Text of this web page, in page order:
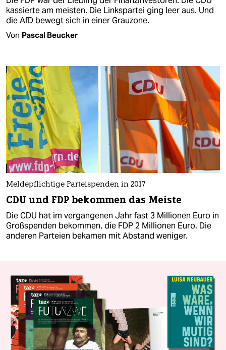
kassierte am meisten. Die Linkspartei ging leer aus. Und
die AfD bewegt sich in einer Grauzone.
Von Pascal Beucker
Meldepflichtige Parteispenden in 2017
CDU und FDP bekommen das Meiste
Die CDU hat im vergangenen Jahr fast 3 Millionen Euro in
Großspenden bekommen, die FDP 2 Millionen Euro. Die
anderen Parteien bekamen mit Abstand weniger.